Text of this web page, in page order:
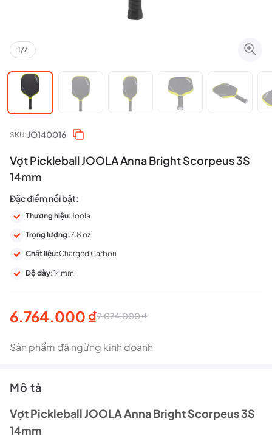
1/7
SKU: JO140016
Vợt Pickleball JOOLA Anna Bright Scorpeus 3S
14mm
Đặc điểm nổi bật:
Thương hiệu:Joola
Trọng lượng:7.8 oz
Chất liệu:Charged Carbon
Độ dày:14mm
7.074.000₫
Giá
gốc
7.074.000 ₫.
6.764.000 ₫
Giá
hiện
là:
6.764.000 ₫.
Sản phẩm đã ngừng kinh doanh
Mô tả
Vợt Pickleball JOOLA Anna Bright Scorpeus 3S
14mm